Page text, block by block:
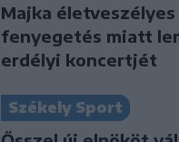
Majka életveszélyes
fenyegetés miatt
erdélyi koncertjét
Székely Sport